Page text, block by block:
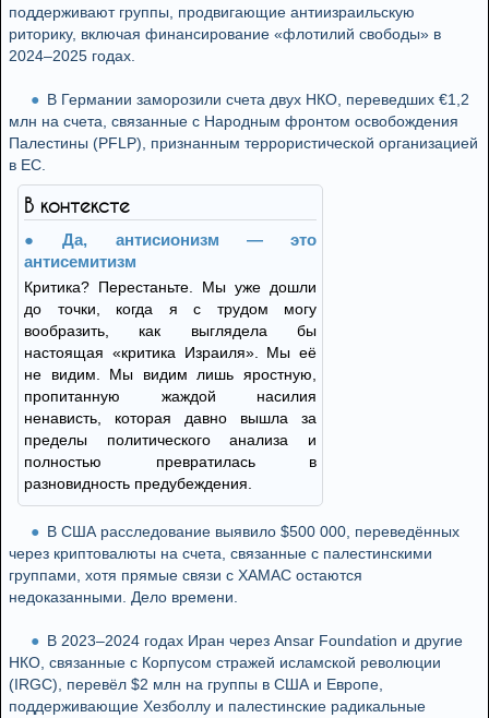
поддерживают группы, продвигающие антиизраильскую
риторику, включая финансирование «флотилий свободы» в
2024–2025 годах.
В Германии заморозили счета двух НКО, переведших €1,2
млн на счета, связанные с Народным фронтом освобождения
Палестины (PFLP), признанным террористической организацией
в ЕС.
В контексте
Да, антисионизм — это
антисемитизм
Критика? Перестаньте. Мы уже дошли
до точки, когда я с трудом могу
вообразить, как выглядела бы
настоящая «критика Израиля». Мы её
не видим. Мы видим лишь яростную,
пропитанную жаждой насилия
ненависть, которая давно вышла за
пределы политического анализа и
полностью превратилась в
разновидность предубеждения.
В США расследование выявило $500 000, переведённых
через криптовалюты на счета, связанные с палестинскими
группами, хотя прямые связи с ХАМАС остаются
недоказанными. Дело времени.
В 2023–2024 годах Иран через Ansar Foundation и другие
НКО, связанные с Корпусом стражей исламской революции
(IRGC), перевёл $2 млн на группы в США и Европе,
поддерживающие Хезболлу и палестинские радикальные